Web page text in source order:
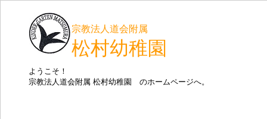
宗教法人道会附属
松村幼稚園
ようこそ！
宗教法人道会附属 松村幼稚園 のホームページへ。